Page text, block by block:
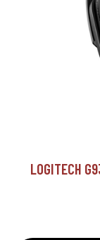
LOGITECH